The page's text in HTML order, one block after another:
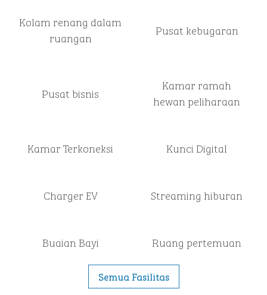
Kolam renang dalam
ruangan
Pusat kebugaran
Pusat bisnis
Kamar ramah
hewan peliharaan
Kamar Terkoneksi Kunci Digital
Charger EV Streaming hiburan
Buaian Bayi Ruang pertemuan
Semua Fasilitas